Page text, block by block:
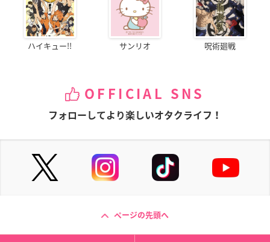
ハイキュー!! サンリオ 呪術廻戦
OFFICIAL SNS
フォローしてより楽しいオタクライフ！
ページの先頭へ